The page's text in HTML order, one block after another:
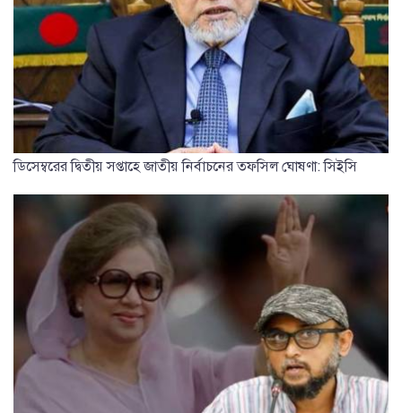
ডিসেম্বরের দ্বিতীয় সপ্তাহে জাতীয় নির্বাচনের তফসিল ঘোষণা: সিইসি